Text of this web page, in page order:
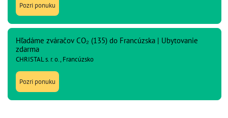
Pozri ponuku
Hľadáme zváračov CO₂ (135) do Francúzska | Ubytovanie
zdarma
CHRISTAL s. r. o., Francúzsko
Pozri ponuku